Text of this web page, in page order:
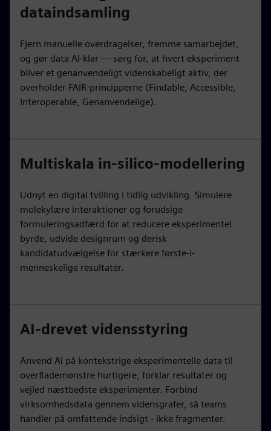
dataindsamling
Fjern manuelle overdragelser, fremme samarbejdet,
og gør data AI-klar — sørg for, at hvert eksperiment
bliver et genanvendeligt videnskabeligt aktiv, der
overholder FAIR-principperne (Findable, Accessible,
Interoperable, Genanvendelige).
Multiskala in-silico-modellering
Udnyt en digital tvilling i tidlig udvikling. Simulere
molekylære interaktioner og forudsige
formuleringsadfærd for at reducere eksperimentel
byrde, udvide designrum og derisk
kandidatudvælgelse for stærkere første-i-
menneskelige resultater.
AI-drevet vidensstyring
Anvend AI på kontekstrige eksperimentelle data til
overflademønstre hurtigere, forklar resultater og
vejled næstbedste eksperimenter. Forbind
virksomhedsdata gennem vidensgrafer, så teams
handler på omfattende indsigt - ikke fragmenter.